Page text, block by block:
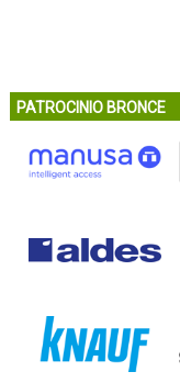
PATROCINIO BRONCE